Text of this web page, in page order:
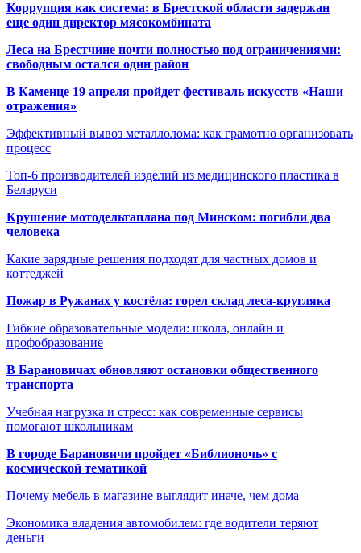
Коррупция как система: в Брестской области задержан
еще один директор мясокомбината
Леса на Брестчине почти полностью под ограничениями:
свободным остался один район
В Каменце 19 апреля пройдет фестиваль искусств «Наши
отражения»
Эффективный вывоз металлолома: как грамотно организовать
процесс
Топ-6 производителей изделий из медицинского пластика в
Беларуси
Крушение мотодельтаплана под Минском: погибли два
человека
Какие зарядные решения подходят для частных домов и
коттеджей
Пожар в Ружанах у костёла: горел склад леса-кругляка
Гибкие образовательные модели: школа, онлайн и
профобразование
В Барановичах обновляют остановки общественного
транспорта
Учебная нагрузка и стресс: как современные сервисы
помогают школьникам
В городе Барановичи пройдет «Библионочь» с
космической тематикой
Почему мебель в магазине выглядит иначе, чем дома
Экономика владения автомобилем: где водители теряют
деньги